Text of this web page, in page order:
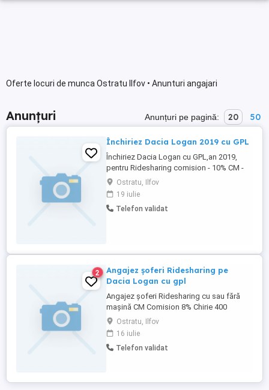
Oferte locuri de munca Ostratu Ilfov • Anunturi angajari
Anunțuri Anunțuri pe pagină: 20 50
Închiriez Dacia Logan 2019 cu GPL
Închiriez Dacia Logan cu GPL,an 2019,
pentru Ridesharing comision - 10% CM -
395 săptămâna Chirie -400 săptămâna
Garanție - 500
Ostratu, Ilfov
19 iulie
Telefon validat
2
Angajez șoferi Ridesharing pe
Dacia Logan cu gpl
Angajez șoferi Ridesharing cu sau fără
mașină CM Comision 8% Chirie 400
săptămâna
Ostratu, Ilfov
16 iulie
Telefon validat